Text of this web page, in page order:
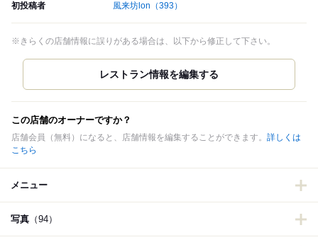
初投稿者 風来坊lon （393）
※きらくの店舗情報に誤りがある場合は、以下から修正して下さい。
この店舗のオーナーですか？
店舗会員（無料）になると、店舗情報を編集することができます。 詳しくは
こちら
メニュー
写真 （94）